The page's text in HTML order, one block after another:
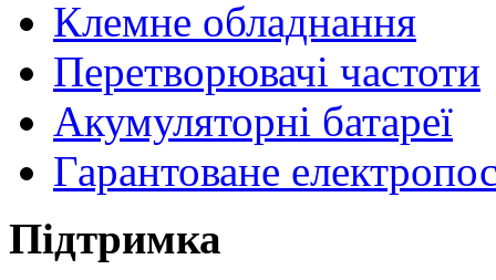
Клемне обладнання
Перетворювачі частоти
Акумуляторні батареї
Гарантоване
Підтримка